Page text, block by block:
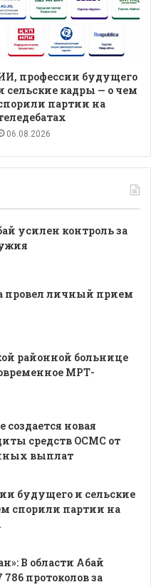
профессии будущего
сельские кадры — о чем
партии на
06.08.2026
усилен контроль за
провел личный прием
районной больнице
МРТ-
создается новая
средств ОСМС от
выплат
будущего и сельские
спорили партии на
В области Абай
786 протоколов за